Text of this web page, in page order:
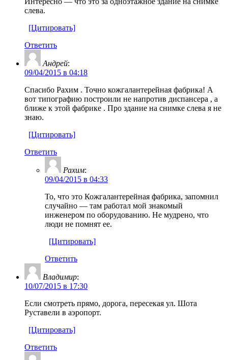
слева.
[Цитировать]
Ответить
Андрей:
09/04/2015 в 04:18
Спасибо Рахим . Точно кожгалантерейная фабрика! А
вот типографию построили не напротив диспансера , а
ближе к этой фабрике . Про здание на снимке слева я не
знаю.
[Цитировать]
Ответить
Рахим:
09/04/2015 в 04:33
То, что это Кожгалантерейная фабрика, запомнил
случайно — там работал мой знакомый
инженером по оборудованию. Не мудрено, что
люди не помнят ее.
[Цитировать]
Ответить
Владимир:
10/07/2015 в 17:30
Если смотреть прямо, дорога, пересекая ул. Шота
Руставели в аэропорт.
[Цитировать]
Ответить